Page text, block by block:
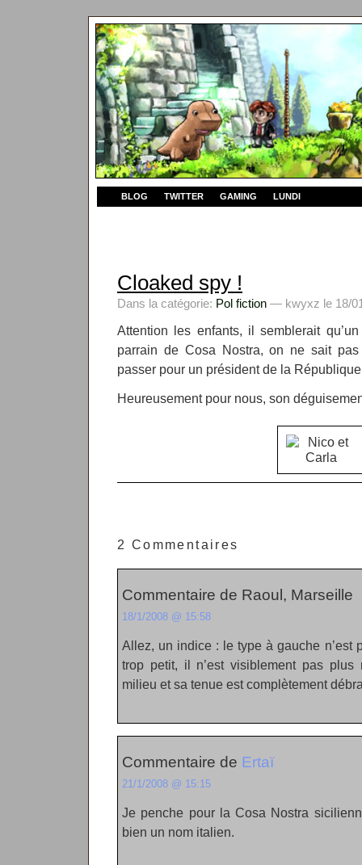
BLOG TWITTER GAMING LUNDI
Cloaked spy !
Dans la catégorie: Pol fiction — kwyxz le 18/
Attention les enfants, il semblerait
parrain de Cosa Nostra, on ne sait
passer pour un président de la
Heureusement pour nous, son
2 Commentaires
Commentaire de Raoul, Marseille
18/1/2008 @ 15:58
Allez, un indice : le type à gauche n’est
trop petit, il n’est visiblement pas
milieu et sa tenue est complètement
Commentaire de Ertaï
21/1/2008 @ 15:15
Je penche pour la Cosa Nostra
bien un nom italien.